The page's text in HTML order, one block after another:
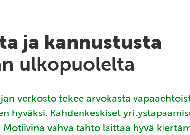
ja kannustusta
ulkopuolelta
verkosto tekee arvokasta
hyväksi. Kahdenkeskiset
vahva tahto laittaa hyvä